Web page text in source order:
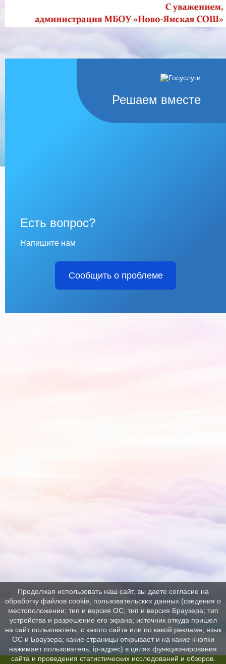
Решаем вместе
Есть вопрос?
Напишите нам
Сообщить о проблеме
Продолжая использовать наш сайт, вы даете согласие на
обработку файлов cookie, пользовательских данных (сведения о
местоположении; тип и версия ОС; тип и версия Браузера; тип
устройства и разрешение его экрана; источник откуда пришел
на сайт пользователь; с какого сайта или по какой рекламе; язык
ОС и Браузера; какие страницы открывает и на какие кнопки
нажимает пользователь; ip-адрес) в целях функционирования
сайта и проведения статистических исследований и обзоров.